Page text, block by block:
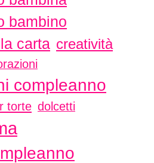
bambino
carta creatività
compleanno
torte dolcetti